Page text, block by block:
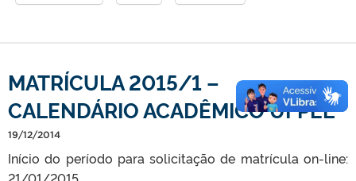
MATRÍCULA 2015/1 –
CALENDÁRIO ACADÊMICO UFPEL
19/12/2014
Início do período para solicitação de matrícula on-line:
21/01/2015